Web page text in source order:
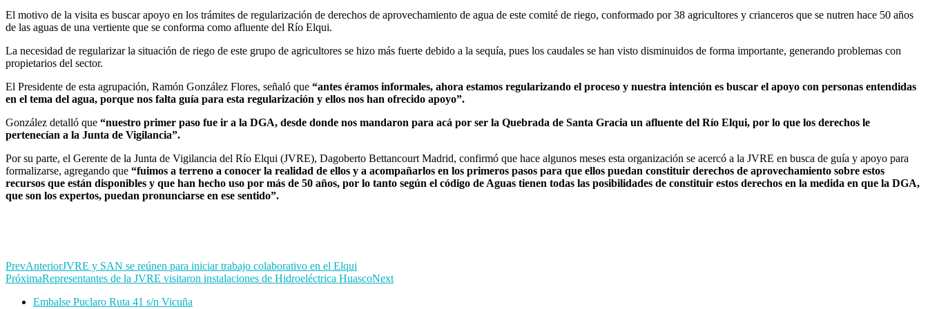
El motivo de la visita es buscar apoyo en los trámites de regularización de derechos de aprovechamiento de agua de este comité de riego, conformado por 38 agricultores y crianceros que se nutren hace 50 años
de las aguas de una vertiente que se conforma como afluente del Río Elqui.
La necesidad de regularizar la situación de riego de este grupo de agricultores se hizo más fuerte debido a la sequía, pues los caudales se han visto disminuidos de forma importante, generando problemas con
propietarios del sector.
El Presidente de esta agrupación, Ramón González Flores, señaló que “antes éramos informales, ahora estamos regularizando el proceso y nuestra intención es buscar el apoyo con personas entendidas
en el tema del agua, porque nos falta guía para esta regularización y ellos nos han ofrecido apoyo”.
González detalló que “nuestro primer paso fue ir a la DGA, desde donde nos mandaron para acá por ser la Quebrada de Santa Gracia un afluente del Río Elqui, por lo que los derechos le
pertenecían a la Junta de Vigilancia”.
Por su parte, el Gerente de la Junta de Vigilancia del Río Elqui (JVRE), Dagoberto Bettancourt Madrid, confirmó que hace algunos meses esta organización se acercó a la JVRE en busca de guía y apoyo para
formalizarse, agregando que “fuimos a terreno a conocer la realidad de ellos y a acompañarlos en los primeros pasos para que ellos puedan constituir derechos de aprovechamiento sobre estos
recursos que están disponibles y que han hecho uso por más de 50 años, por lo tanto según el código de Aguas tienen todas las posibilidades de constituir estos derechos en la medida en que la DGA,
que son los expertos, puedan pronunciarse en ese sentido”.
PrevAnteriorJVRE y SAN se reúnen para iniciar trabajo colaborativo en el Elqui
PróximaRepresentantes de la JVRE visitaron instalaciones de Hidroeléctrica HuascoNext
Embalse Puclaro Ruta 41 s/n Vicuña